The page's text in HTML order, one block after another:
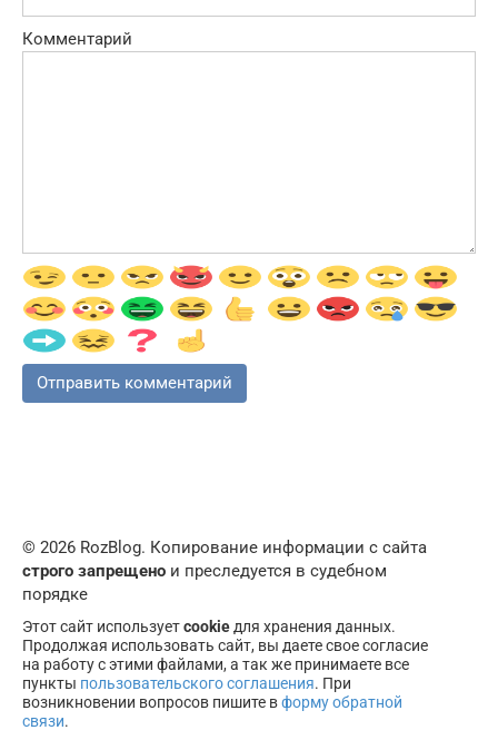
Комментарий
© 2026 RozBlog. Копирование информации с сайта
строго запрещено и преследуется в судебном
порядке
Этот сайт используетcookie для хранения данных.
Продолжая использовать сайт, вы даете свое согласие
на работу с этими файлами, а так же принимаете все
пункты пользовательского соглашения. При
возникновении вопросов пишите вформу обратной
связи.